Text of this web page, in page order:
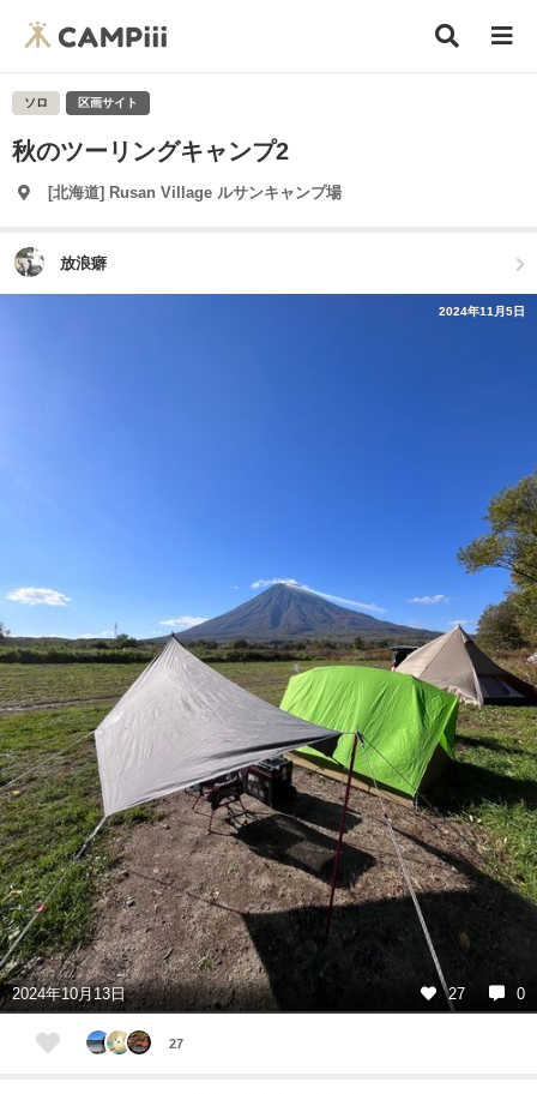
ソロ 区画サイト
秋のツーリングキャンプ2
[北海道] Rusan Village ルサンキャンプ場
放浪癖
2024年11月5日
2024年10月13日 27 0
27